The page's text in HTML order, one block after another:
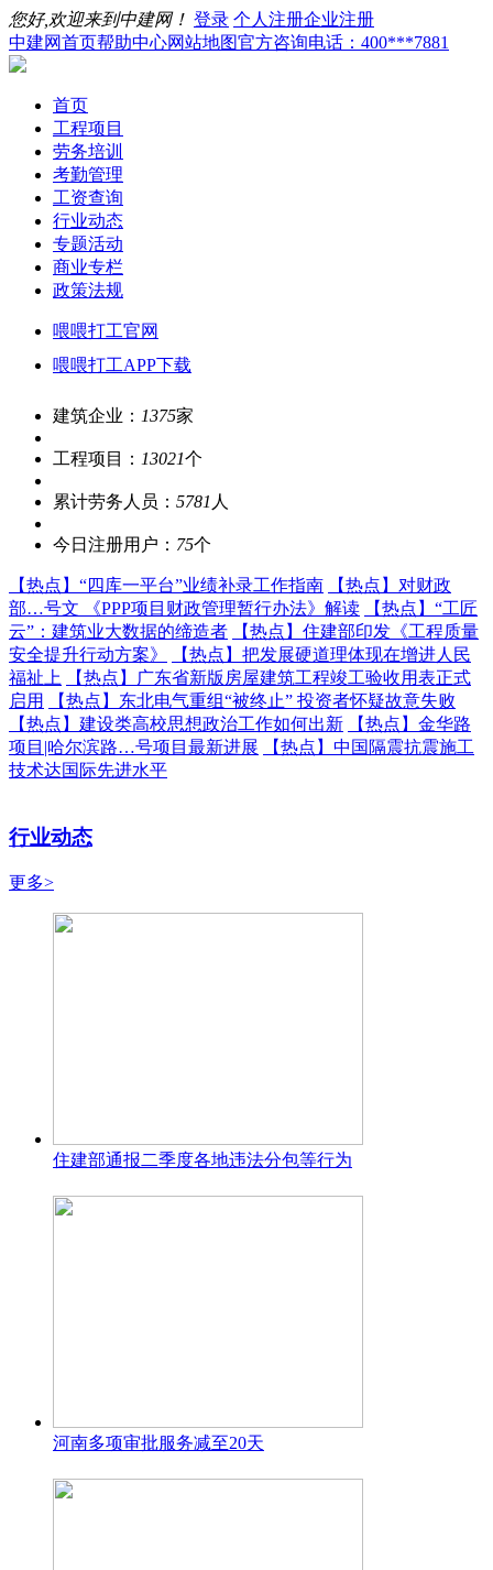
您好,欢迎来到中建网！ 登录 个人注册企业注册
中建网首页帮助中心网站地图官方咨询电话：400***7881
首页
工程项目
劳务培训
考勤管理
工资查询
行业动态
专题活动
商业专栏
政策法规
喂喂打工官网
喂喂打工APP下载
建筑企业： 1375家
工程项目： 13021个
累计劳务人员： 5781 人
今日注册用户： 75个
【热点】 “四库一平台”业绩补录工作指南 【热点】 对财政
部…号文 《PPP项目财政管理暂行办法》解读
【热点】 “工匠
云”：建筑业大数据的缔造者
【热点】 住建部印发《工程质量
安全提升行动方案》
【热点】 把发展硬道理体现在增进人民
福祉上
【热点】
广东省新版房屋建筑工程竣工验收用表正式
启用
【热点】 东北电气重组“被终止” 投资者怀疑故意失败
【热点】 建设类高校思想政治工作如何出新 【热点】 金华路
项目|哈尔滨路…号项目最新进展
【热点】 中国隔震抗震施工
技术达国际先进水平
行业动态
更多>
住建部通报二季度各地违法分包等行为
河南多项审批服务减至20天